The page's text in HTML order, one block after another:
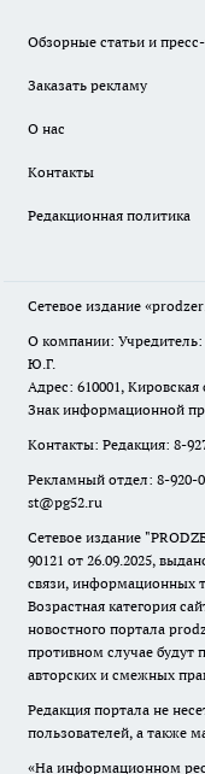
Обзорные статьи и
Заказать рекламу
О нас
Контакты
Редакционная политика
Сетевое издание
О компании: Учредитель:
Ю.Г.
Адрес: 610001,
Знак информационной
Контакты: Редакция: 8-
Рекламный отдел: 8-920-
st@pg52.ru
Сетевое издание "
90121 от 26.09.2025,
связи, информационных
Возрастная категория
новостного портала
противном случае будут
авторских и смежных
Редакция портала не
пользователей, а также
«На информационном